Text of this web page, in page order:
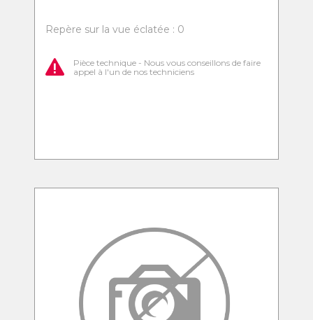
Repère sur la vue éclatée : 0
Pièce technique - Nous vous conseillons de faire
appel à l'un de nos techniciens